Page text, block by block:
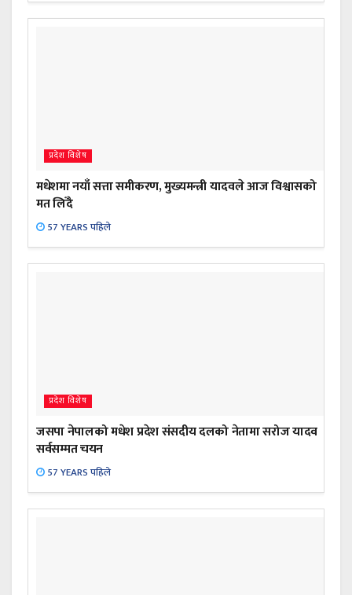
प्रदेश विशेष
मधेशमा नयाँ सत्ता समीकरण, मुख्यमन्त्री यादवले आज विश्वासको
मत लिँदै
57 YEARS पहिले
प्रदेश विशेष
जसपा नेपालको मधेश प्रदेश संसदीय दलको नेतामा सरोज यादव
सर्वसम्मत चयन
57 YEARS पहिले